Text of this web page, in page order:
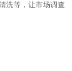
洗等，让市场调查